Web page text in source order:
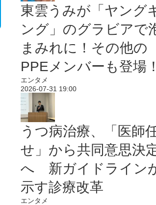
東雲うみが「ヤング
ング」のグラビアで
まみれに！その他の
PPEメンバーも登場！
エンタメ
2026-07-31 19:00
うつ病治療、「医師
せ」から共同意思決
へ 新ガイドライン
示す診療改革
エンタメ